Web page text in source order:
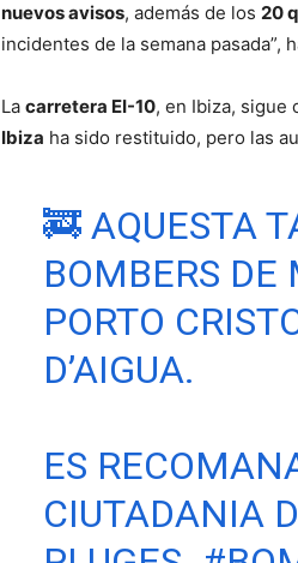
nuevos avisos, además de los 20
incidentes de la semana pasada”,
La carretera EI-10, en Ibiza, sigue
Ibiza ha sido restituido, pero las
🚒 AQUESTA
BOMBERS
PORTO
D’AIGUA.
ES
CIUTADANIA